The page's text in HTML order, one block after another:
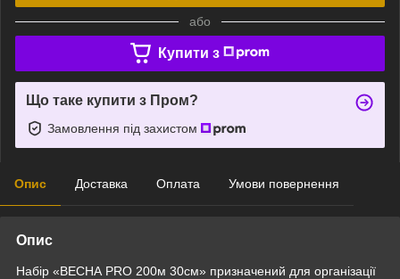
або
Купити з
Що таке купити з Пром?
Замовлення під захистом
Опис Доставка Оплата Умови повернення
Опис
Набір «ВЕСНА PRO 200м 30см» призначений для організації